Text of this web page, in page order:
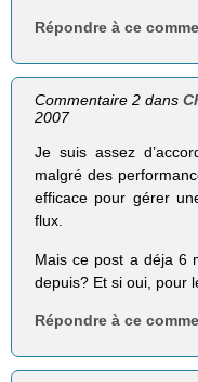
Répondre à ce
Commentaire 2 dans
2007
Je suis assez
malgré des
efficace pour gérer
flux.
Mais ce post a déja 6
depuis? Et si oui, pour
Répondre à ce